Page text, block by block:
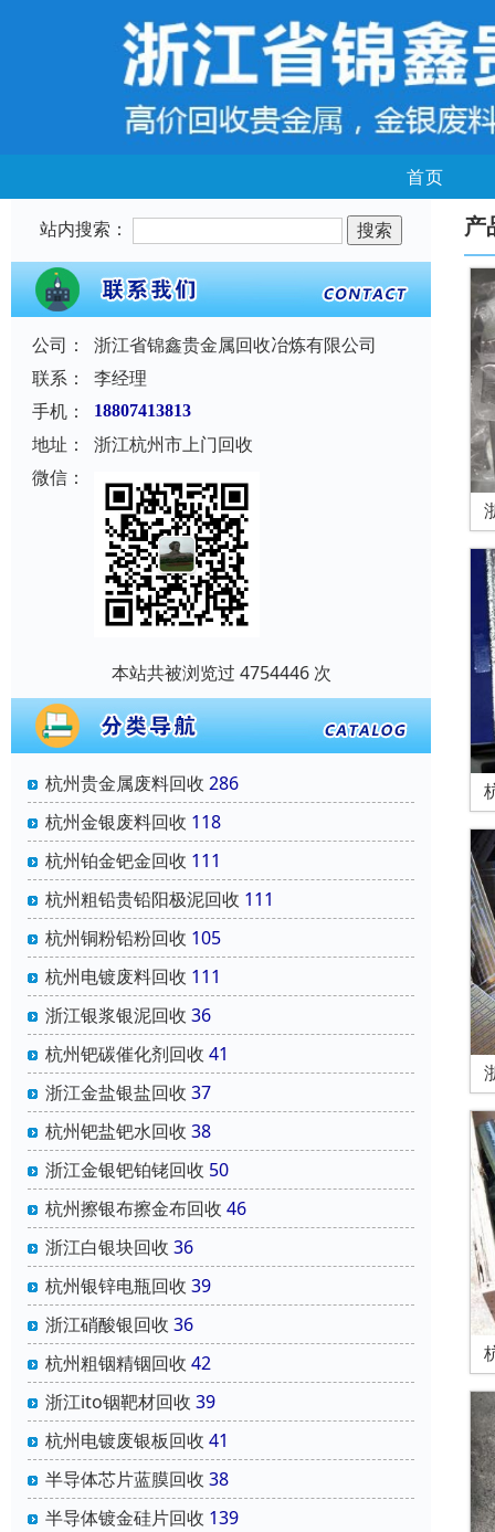
首页
站内搜索：
公司：
浙江省锦鑫贵金属回收冶炼有限公司
联系：
李经理
手机：
18807413813
地址：
浙江杭州市上门回收
微信：
本站共被浏览过 4754446 次
杭州贵金属废料回收 286
杭州金银废料回收 118
杭州铂金钯金回收 111
杭州粗铅贵铅阳极泥回收 111
杭州铜粉铅粉回收 105
杭州电镀废料回收 111
浙江银浆银泥回收 36
杭州钯碳催化剂回收 41
浙江金盐银盐回收 37
杭州钯盐钯水回收 38
浙江金银钯铂铑回收 50
杭州擦银布擦金布回收 46
浙江白银块回收 36
杭州银锌电瓶回收 39
浙江硝酸银回收 36
杭州粗铟精铟回收 42
浙江ito铟靶材回收 39
杭州电镀废银板回收 41
半导体芯片蓝膜回收 38
半导体镀金硅片回收 139
产